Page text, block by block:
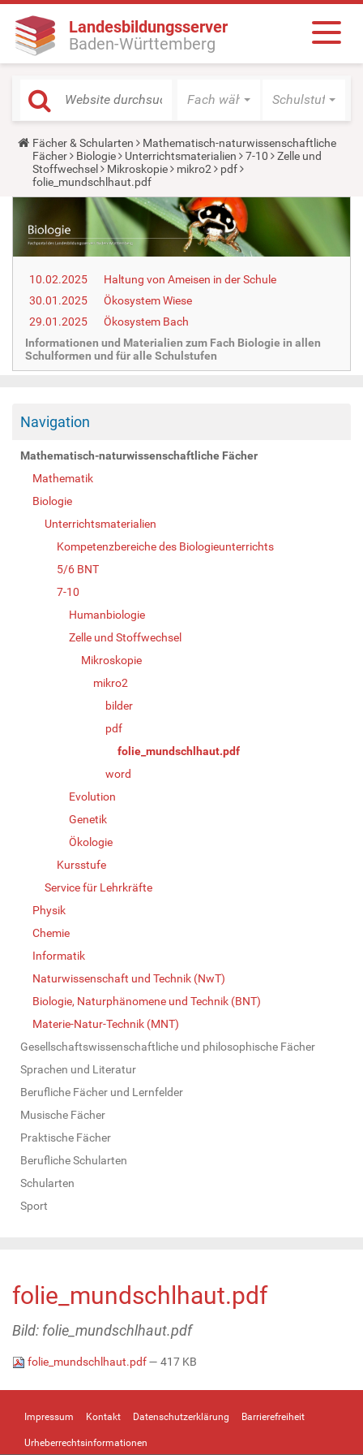
Landesbildungsserver
Baden-Württemberg
Fach wählen Schulstufe
Y
o
u
a
r
e
r
e
Fächer & Schularten
Mathematisch-naturwissenschaftliche
Fächer
Biologie Unterrichtsmaterialien 7-10
Zelle und
Stoffwechsel
Mikroskopie mikro2
pdf
folie_mundschlhaut.pdf
10.02.2025
Haltung von Ameisen in der Schule
30.01.2025
Ökosystem Wiese
29.01.2025
Ökosystem Bach
Informationen und Materialien zum Fach Biologie in allen
Schulformen und für alle Schulstufen
Navigation
Mathematisch-naturwissenschaftliche Fächer
Mathematik
Biologie
Unterrichtsmaterialien
Kompetenzbereiche des Biologieunterrichts
5/6 BNT
7-10
Humanbiologie
Zelle und Stoffwechsel
Mikroskopie
mikro2
bilder
pdf
folie_mundschlhaut.pdf
word
Evolution
Genetik
Ökologie
Kursstufe
Service für Lehrkräfte
Physik
Chemie
Informatik
Naturwissenschaft und Technik (NwT)
Biologie, Naturphänomene und Technik (BNT)
Materie-Natur-Technik (MNT)
Gesellschaftswissenschaftliche und philosophische Fächer
Sprachen und Literatur
Berufliche Fächer und Lernfelder
Musische Fächer
Praktische Fächer
Berufliche Schularten
Schularten
Sport
folie_mundschlhaut.pdf
Bild: folie_mundschlhaut.pdf
folie_mundschlhaut.pdf— 417 KB
Impressum Kontakt Datenschutzerklärung Barrierefreiheit
Urheberrechtsinformationen